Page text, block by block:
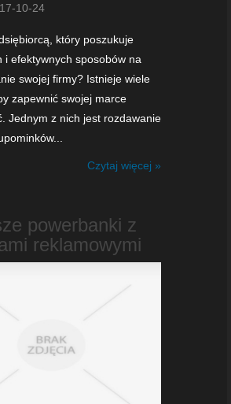
10-24
który poszukuje
i efektywnych sposobów na
swojej firmy? Istnieje wiele
zapewnić swojej marce
Jednym z nich jest rozdawanie
Czytaj więcej »
powerbanki z
reklamowymi